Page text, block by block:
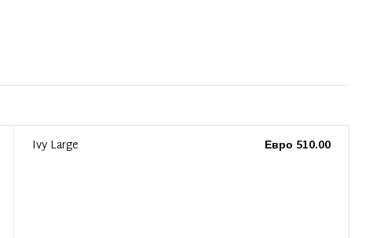
Ivy Large Евро 510.00